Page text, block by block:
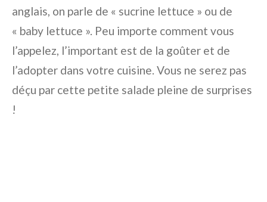
anglais, on parle de « sucrine lettuce » ou de
« baby lettuce ». Peu importe comment vous
l’appelez, l’important est de la goûter et de
l’adopter dans votre cuisine. Vous ne serez pas
déçu par cette petite salade pleine de surprises
!